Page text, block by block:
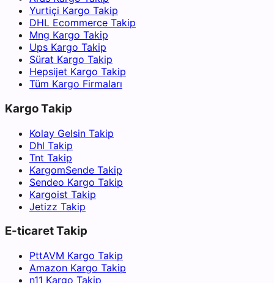
Yurtiçi Kargo Takip
DHL Ecommerce Takip
Mng Kargo Takip
Ups Kargo Takip
Sürat Kargo Takip
Hepsijet Kargo Takip
Tüm Kargo Firmaları
Kargo Takip
Kolay Gelsin Takip
Dhl Takip
Tnt Takip
KargomSende Takip
Sendeo Kargo Takip
Kargoist Takip
Jetizz Takip
E-ticaret Takip
PttAVM Kargo Takip
Amazon Kargo Takip
n11 Kargo Takip